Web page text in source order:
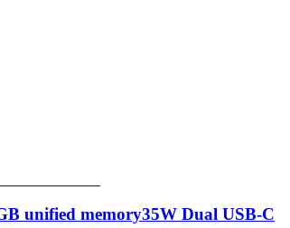
unified memory35W Dual USB-C